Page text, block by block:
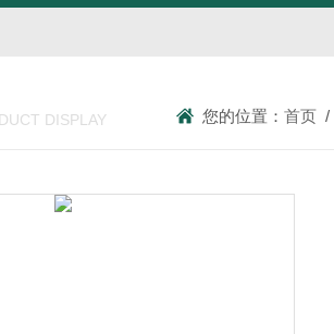
DISPLAY 您的位置：首页 /